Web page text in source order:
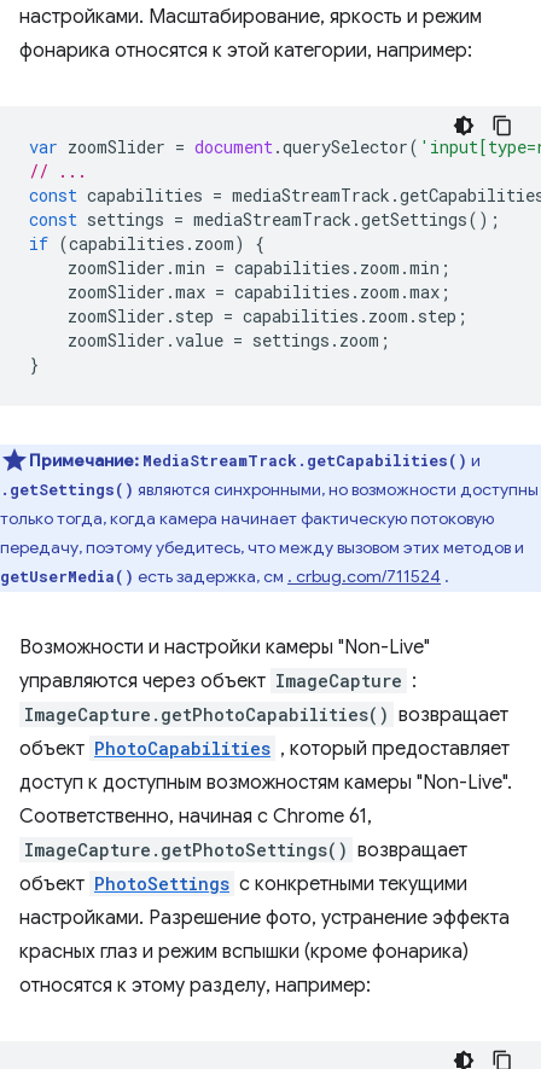
настройками. Масштабирование, яркость и режим
фонарика относятся к этой категории, например:
var zoomSlider = document.querySelector(
// ...
const capabilities = mediaStreamTrack .
const settings = mediaStreamTrack .getSettings();
if (capabilities . zoom)
{
zoomSlider .min = capabilities . zoom .min ;
zoomSlider .max = capabilities . zoom .max ;
zoomSlider . step = capabilities . zoom . step ;
zoomSlider .value = settings . zoom ;
}
Примечание: MediaStreamTrack.getCapabilities() и
.getSettings() являются синхронными, но возможности доступны
только тогда, когда камера начинает фактическую потоковую
передачу, поэтому убедитесь, что между вызовом этих методов и
getUserMedia() есть задержка, см . crbug.com/711524 .
Возможности и настройки камеры "Non-Live"
управляются через объект ImageCapture :
ImageCapture.getPhotoCapabilities() возвращает
объект PhotoCapabilities , который предоставляет
доступ к доступным возможностям камеры "Non-Live".
Соответственно, начиная с Chrome 61,
ImageCapture.getPhotoSettings() возвращает
объект PhotoSettings с конкретными текущими
настройками. Разрешение фото, устранение эффекта
красных глаз и режим вспышки (кроме фонарика)
относятся к этому разделу, например: